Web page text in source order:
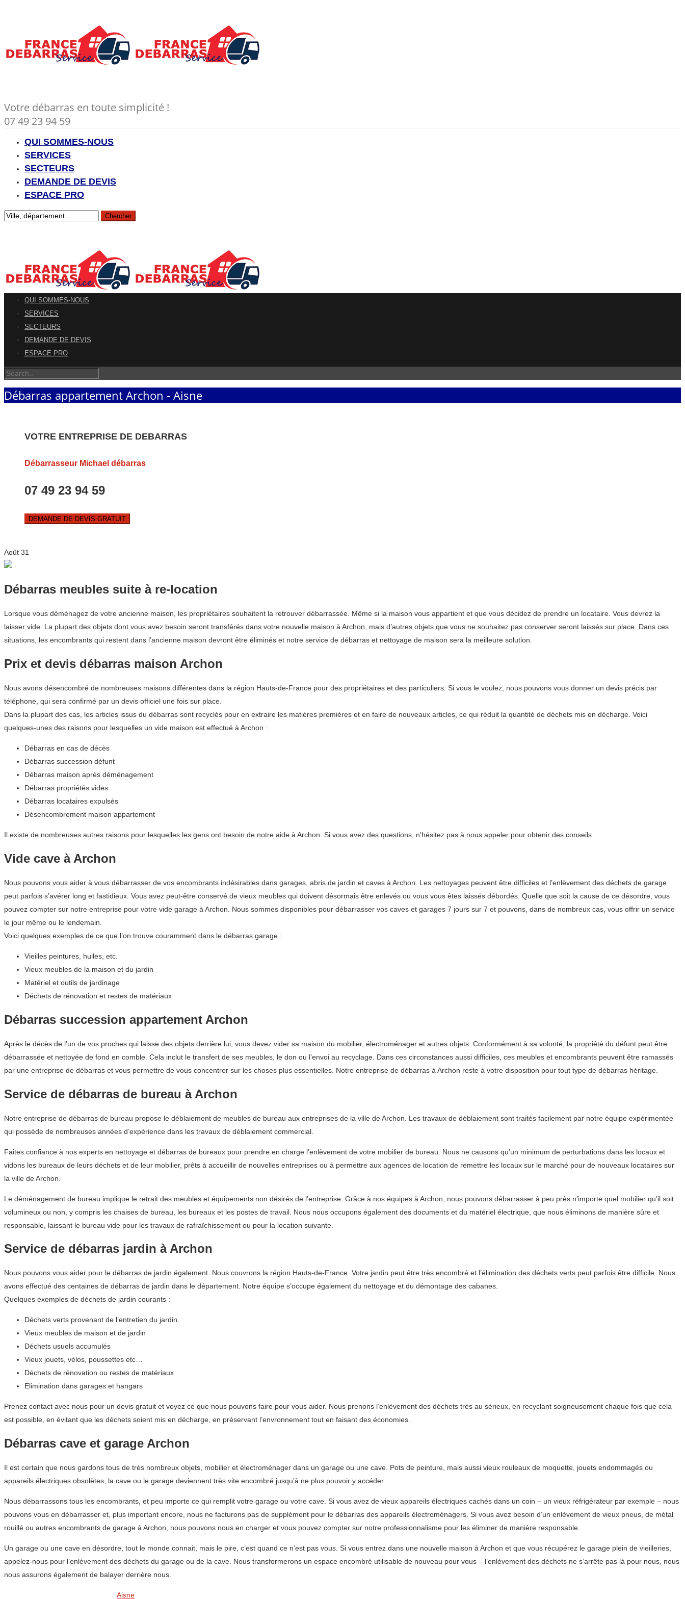
Votre débarras en toute simplicité !
07 49 23 94 59
QUI SOMMES-NOUS
SERVICES
SECTEURS
DEMANDE DE DEVIS
ESPACE PRO
QUI SOMMES-NOUS
SERVICES
SECTEURS
DEMANDE DE DEVIS
ESPACE PRO
Débarras appartement Archon - Aisne
VOTRE ENTREPRISE DE DEBARRAS
Débarrasseur Michael débarras
07 49 23 94 59
DEMANDE DE DEVIS GRATUIT
Août 31
Débarras meubles suite à re-location
Lorsque vous déménagez de votre ancienne maison, les propriétaires souhaitent la retrouver débarrassée. Même si la maison vous appartient et que vous décidez de prendre un locataire. Vous devrez la
laisser vide. La plupart des objets dont vous avez besoin seront transférés dans votre nouvelle maison à Archon, mais d’autres objets que vous ne souhaitez pas conserver seront laissés sur place. Dans ces
situations, les encombrants qui restent dans l’ancienne maison devront être éliminés et notre service de débarras et nettoyage de maison sera la meilleure solution.
Prix et devis débarras maison Archon
Nous avons désencombré de nombreuses maisons différentes dans la région Hauts-de-France pour des propriétaires et des particuliers. Si vous le voulez, nous pouvons vous donner un devis précis par
téléphone, qui sera confirmé par un devis officiel une fois sur place.
Dans la plupart des cas, les articles issus du débarras sont recyclés pour en extraire les matières premières et en faire de nouveaux articles, ce qui réduit la quantité de déchets mis en décharge. Voici
quelques-unes des raisons pour lesquelles un vide maison est effectué à Archon :
Débarras en cas de décès
Débarras succession défunt
Débarras maison après déménagement
Débarras propriétés vides
Débarras locataires expulsés
Désencombrement maison appartement
Il existe de nombreuses autres raisons pour lesquelles les gens ont besoin de notre aide à Archon. Si vous avez des questions, n’hésitez pas à nous appeler pour obtenir des conseils.
Vide cave à Archon
Nous pouvons vous aider à vous débarrasser de vos encombrants indésirables dans garages, abris de jardin et caves à Archon. Les nettoyages peuvent être difficiles et l’enlèvement des déchets de garage
peut parfois s’avérer long et fastidieux. Vous avez peut-être conservé de vieux meubles qui doivent désormais être enlevés ou vous vous êtes laissés débordés. Quelle que soit la cause de ce désordre, vous
pouvez compter sur notre entreprise pour votre vide garage à Archon. Nous sommes disponibles pour débarrasser vos caves et garages 7 jours sur 7 et pouvons, dans de nombreux cas, vous offrir un service
le jour même ou le lendemain.
Voici quelques exemples de ce que l’on trouve couramment dans le débarras garage :
Vieilles peintures, huiles, etc.
Vieux meubles de la maison et du jardin
Matériel et outils de jardinage
Déchets de rénovation et restes de matériaux
Débarras succession appartement Archon
Après le décès de l’un de vos proches qui laisse des objets derrière lui, vous devez vider sa maison du mobilier, électroménager et autres objets. Conformément à sa volonté, la propriété du défunt peut être
débarrassée et nettoyée de fond en comble. Cela inclut le transfert de ses meubles, le don ou l’envoi au recyclage. Dans ces circonstances aussi difficiles, ces meubles et encombrants peuvent être ramassés
par une entreprise de débarras et vous permettre de vous concentrer sur les choses plus essentielles. Notre entreprise de débarras à Archon reste à votre disposition pour tout type de débarras héritage.
Service de débarras de bureau à Archon
Notre entreprise de débarras de bureau propose le déblaiement de meubles de bureau aux entreprises de la ville de Archon. Les travaux de déblaiement sont traités facilement par notre équipe expérimentée
qui possède de nombreuses années d’expérience dans les travaux de déblaiement commercial.
Faites confiance à nos experts en nettoyage et débarras de bureaux pour prendre en charge l’enlèvement de votre mobilier de bureau. Nous ne causons qu’un minimum de perturbations dans les locaux et
vidons les bureaux de leurs déchets et de leur mobilier, prêts à accueillir de nouvelles entreprises ou à permettre aux agences de location de remettre les locaux sur le marché pour de nouveaux locataires sur
la ville de Archon.
Le déménagement de bureau implique le retrait des meubles et équipements non désirés de l’entreprise. Grâce à nos équipes à Archon, nous pouvons débarrasser à peu près n’importe quel mobilier qu’il soit
volumineux ou non, y compris les chaises de bureau, les bureaux et les postes de travail. Nous nous occupons également des documents et du matériel électrique, que nous éliminons de manière sûre et
responsable, laissant le bureau vide pour les travaux de rafraîchissement ou pour la location suivante.
Service de débarras jardin à Archon
Nous pouvons vous aider pour le débarras de jardin également. Nous couvrons la région Hauts-de-France. Votre jardin peut être très encombré et l’élimination des déchets verts peut parfois être difficile. Nous
avons effectué des centaines de débarras de jardin dans le département. Notre équipe s’occupe également du nettoyage et du démontage des cabanes.
Quelques exemples de déchets de jardin courants :
Déchets verts provenant de l’entretien du jardin.
Vieux meubles de maison et de jardin
Déchets usuels accumulés
Vieux jouets, vélos, poussettes etc…
Déchets de rénovation ou restes de matériaux
Elimination dans garages et hangars
Prenez contact avec nous pour un devis gratuit et voyez ce que nous pouvons faire pour vous aider. Nous prenons l’enlèvement des déchets très au sérieux, en recyclant soigneusement chaque fois que cela
est possible, en évitant que les déchets soient mis en décharge, en préservant l’envronnement tout en faisant des économies.
Débarras cave et garage Archon
Il est certain que nous gardons tous de très nombreux objets, mobilier et électroménager dans un garage ou une cave. Pots de peinture, mais aussi vieux rouleaux de moquette, jouets endommagés ou
appareils électriques obsolètes, la cave ou le garage deviennent très vite encombré jusqu’à ne plus pouvoir y accéder.
Nous débarrassons tous les encombrants, et peu importe ce qui remplit votre garage ou votre cave. Si vous avez de vieux appareils électriques cachés dans un coin – un vieux réfrigérateur par exemple – nous
pouvons vous en débarrasser et, plus important encore, nous ne facturons pas de supplément pour le débarras des appareils électroménagers. Si vous avez besoin d’un enlèvement de vieux pneus, de métal
rouillé ou autres encombrants de garage à Archon, nous pouvons nous en charger et vous pouvez compter sur notre professionnalisme pour les éliminer de manière responsable.
Un garage ou une cave en désordre, tout le monde connait, mais le pire, c’est quand ce n’est pas vous. Si vous entrez dans une nouvelle maison à Archon et que vous récupérez le garage plein de vieilleries,
appelez-nous pour l’enlèvement des déchets du garage ou de la cave. Nous transformerons un espace encombré utilisable de nouveau pour vous – l’enlèvement des déchets ne s’arrête pas là pour nous, nous
nous assurons également de balayer derrière nous.
Aisne